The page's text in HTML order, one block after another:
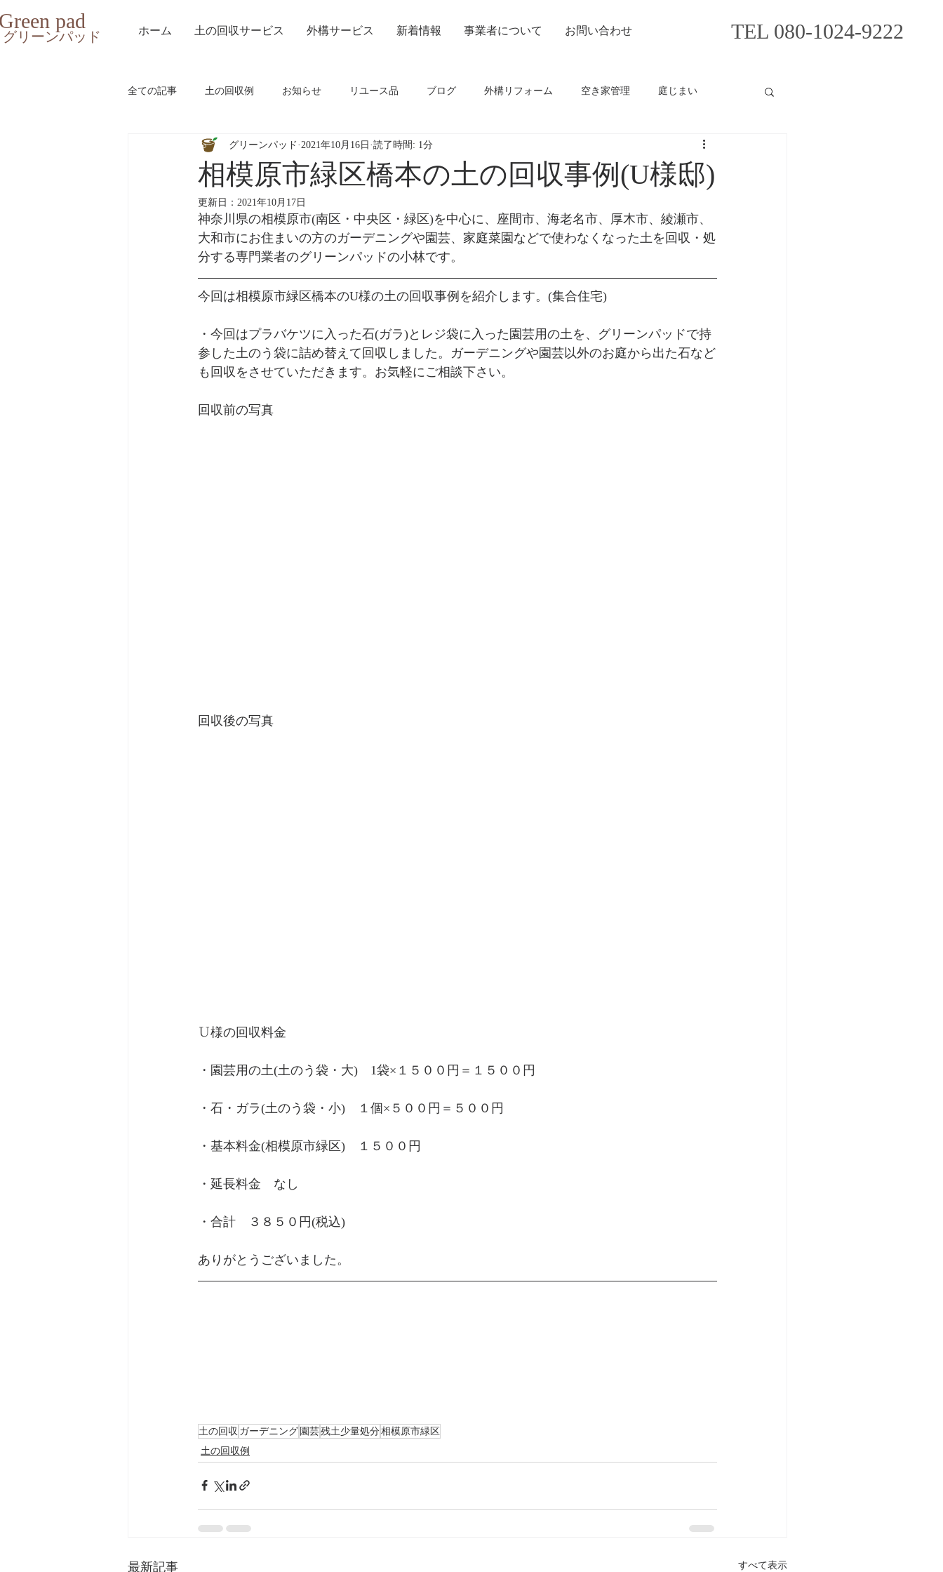
グリーンパッド
pad ホーム 土の回収サービス 外構サービス 新着情報 事業者について お問い合わせ TEL 080-1024-9222
全ての記事 土の回収例 お知らせ リユース品 ブログ 外構リフォーム 空き家管理 庭じまい
相模原市緑区橋本の土の回収事例(U様邸)
グリーンパッド 2021年10月16日 読了時間: 1分
更新日： 2021年10月17日
神奈川県の相模原市(南区・中央区・緑区)を中心に、座間市、海老名市、厚木市、綾瀬市、
大和市にお住まいの方のガーデニングや園芸、家庭菜園などで使わなくなった土を回収・処
分する専門業者のグリーンパッドの小林です。
今回は相模原市緑区橋本のU様の土の回収事例を紹介します。(集合住宅)
・今回はプラバケツに入った石(ガラ)とレジ袋に入った園芸用の土を、グリーンパッドで持
参した土のう袋に詰め替えて回収しました。ガーデニングや園芸以外のお庭から出た石など
も回収をさせていただきます。お気軽にご相談下さい。
回収前の写真
回収後の写真
Ｕ様の回収料金
・園芸用の土(土のう袋・大)　1袋×１５００円＝１５００円
・石・ガラ(土のう袋・小)　１個×５００円＝５００円
・基本料金(相模原市緑区)　１５００円
・延長料金　なし
・合計　３８５０円(税込)
ありがとうございました。
土の回収 ガーデニング 園芸残土少量処分相模原市緑区
土の回収例
最新記事 すべて表示